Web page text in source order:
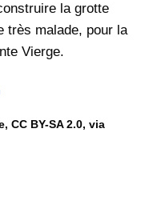
la grotte
très malade, pour la
Vierge.
CC BY-SA 2.0, via